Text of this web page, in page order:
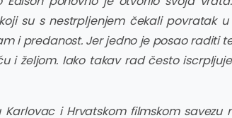
su s nestrpljenjem čekali povratak
i predanost. Jer jedno je posao raditi
i željom. Iako takav rad često
i Hrvatskom filmskom savezu